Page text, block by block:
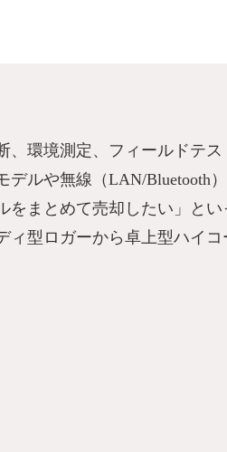
、環境測定、フィールドテ
ルや無線（LAN/
まとめて売却したい」と
ィ型ロガーから卓上型ハイ